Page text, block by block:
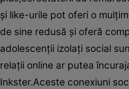
şi like-urile pot oferi o
de sine redusă şi oferă
adolescenţii izolaţi social
relaţii online ar putea
Inkster.Aceste conexiuni